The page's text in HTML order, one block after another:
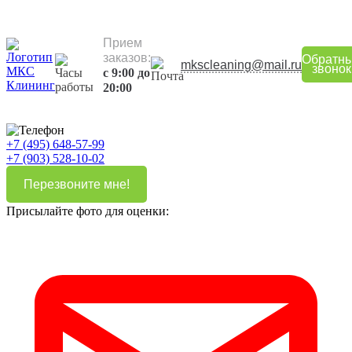
Прием
заказов:
с 9:00 до
20:00
mkscleaning@mail.ru звонок
+7 (495) 648-57-99
+7 (903) 528-10-02
Перезвоните мне!
Присылайте фото для оценки: